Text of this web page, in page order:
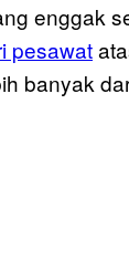
enggak
pesawat
banyak